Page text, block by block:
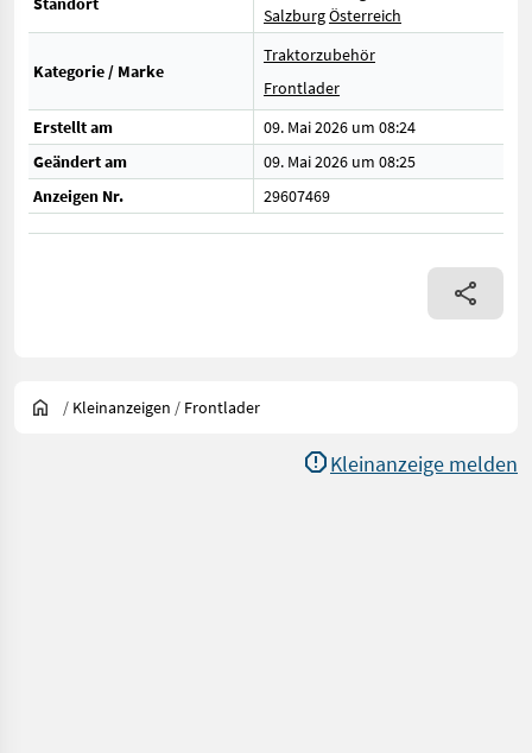
SalzburgÖsterreich
Kategorie / Marke
Traktorzubehör
Frontlader
Erstellt am
09. Mai 2026 um 08:24
Geändert am
09. Mai 2026 um 08:25
Anzeigen Nr.
29607469
/ Kleinanzeigen / Frontlader
Kleinanzeige melden